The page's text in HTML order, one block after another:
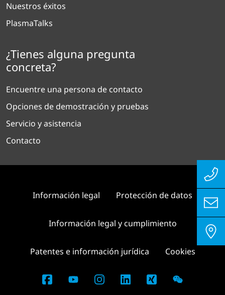
Nuestros éxitos
PlasmaTalks
¿Tienes alguna pregunta
concreta?
Encuentre una persona de contacto
Opciones de demostración y pruebas
Servicio y asistencia
Contacto
Información legal Protección de datos
Información legal y cumplimiento
Patentes e información jurídica Cookies